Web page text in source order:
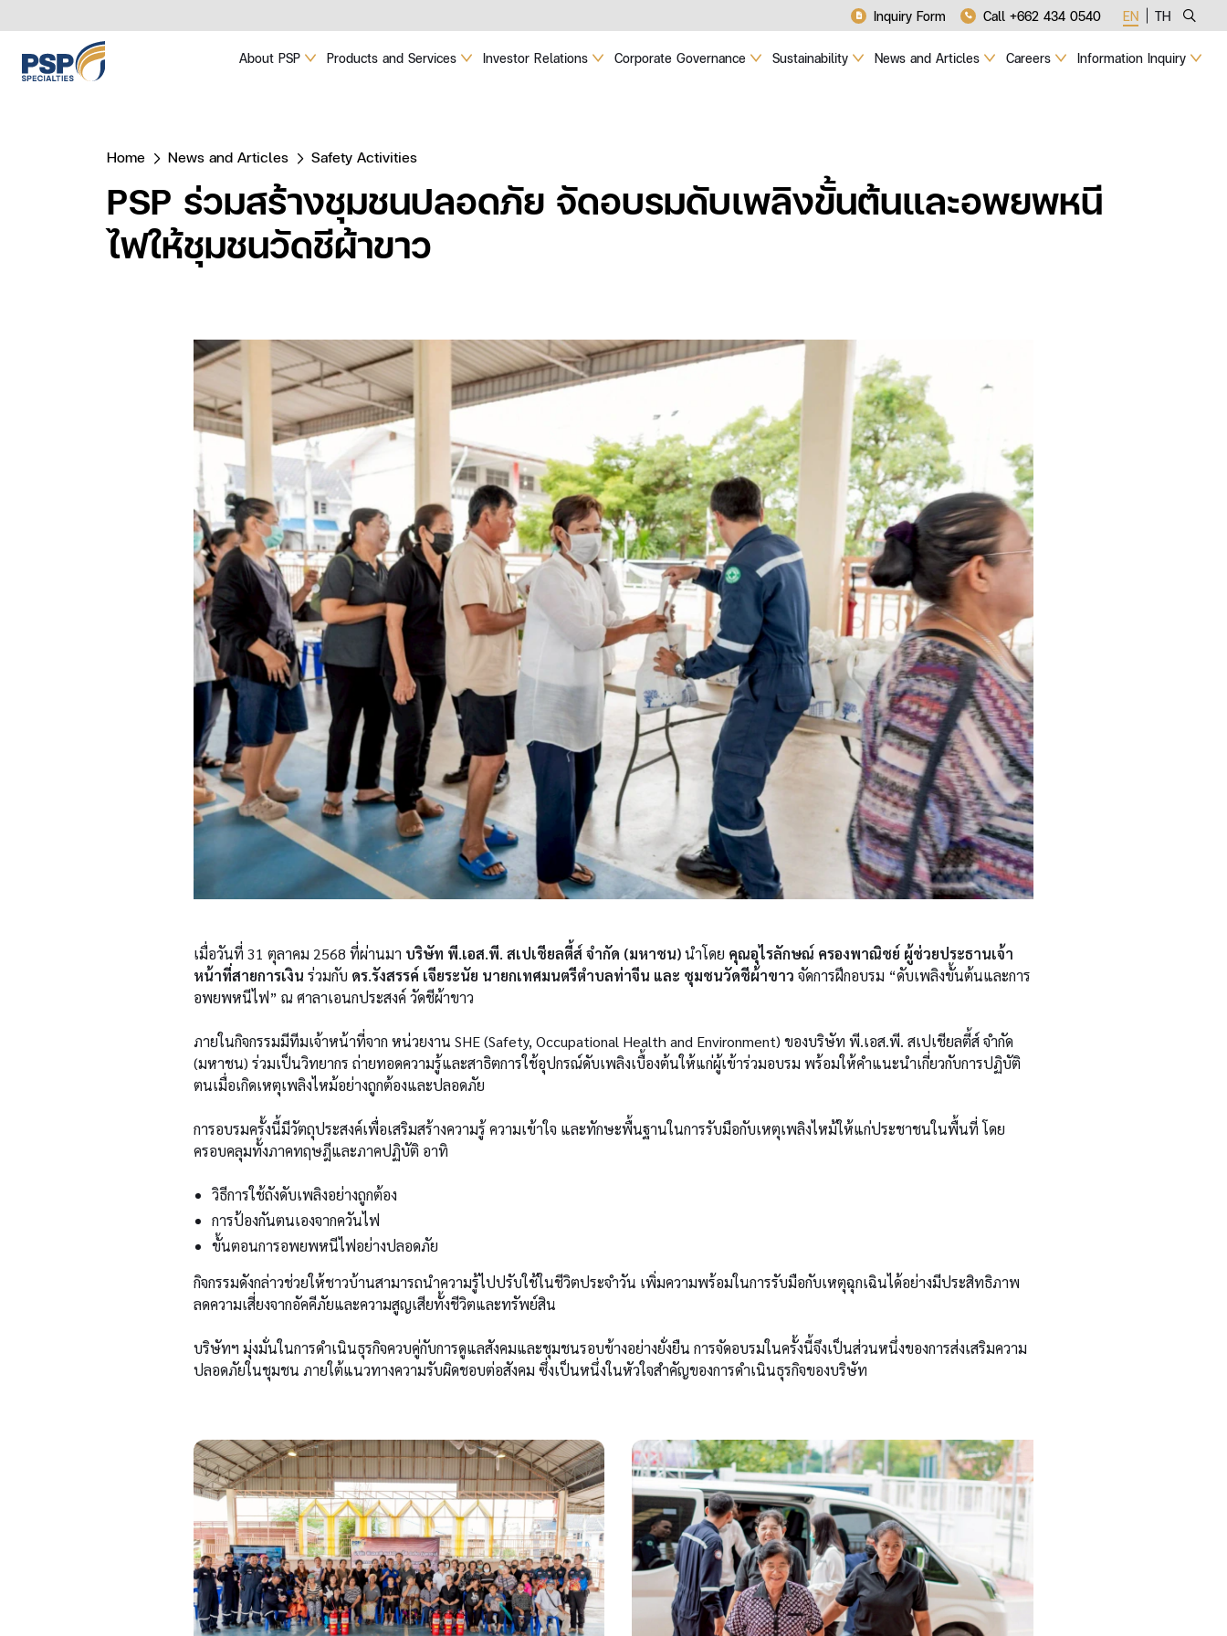
Inquiry Form Call +662 434 0540 EN TH
About PSP Products and Services Investor Relations Corporate Governance Sustainability News and Articles Careers Information Inquiry
Home News and Articles Safety Activities
PSP ร่วมสร้างชุมชนปลอดภัย จัดอบรมดับเพลิงขั้นต้นและอพยพหนี
ไฟให้ชุมชนวัดชีผ้าขาว
เมื่อวันที่ 31 ตุลาคม 2568 ที่ผ่านมา บริษัท พี.เอส.พี. สเปเชียลตี้ส์ จำกัด (มหาชน)นำโดย คุณอุไรลักษณ์ ครองพาณิชย์ ผู้ช่วยประธานเจ้า
หน้าที่สายการเงิน ร่วมกับ ดร.รังสรรค์ เจียระนัย นายกเทศมนตรีตำบลท่าจีน และ ชุมชนวัดชีผ้าขาว จัดการฝึกอบรม “ดับเพลิงขั้นต้นและการ
อพยพหนีไฟ” ณ ศาลาเอนกประสงค์ วัดชีผ้าขาว
ภายในกิจกรรมมีทีมเจ้าหน้าที่จาก หน่วยงาน SHE (Safety, Occupational Health and Environment) ของบริษัท พี.เอส.พี. สเปเชียลตี้ส์ จำกัด
(มหาชน) ร่วมเป็นวิทยากร ถ่ายทอดความรู้และสาธิตการใช้อุปกรณ์ดับเพลิงเบื้องต้นให้แก่ผู้เข้าร่วมอบรม พร้อมให้คำแนะนำเกี่ยวกับการปฏิบัติ
ตนเมื่อเกิดเหตุเพลิงไหม้อย่างถูกต้องและปลอดภัย
การอบรมครั้งนี้มีวัตถุประสงค์เพื่อเสริมสร้างความรู้ ความเข้าใจ และทักษะพื้นฐานในการรับมือกับเหตุเพลิงไหม้ให้แก่ประชาชนในพื้นที่ โดย
ครอบคลุมทั้งภาคทฤษฎีและภาคปฏิบัติ อาทิ
วิธีการใช้ถังดับเพลิงอย่างถูกต้อง
การป้องกันตนเองจากควันไฟ
ขั้นตอนการอพยพหนีไฟอย่างปลอดภัย
กิจกรรมดังกล่าวช่วยให้ชาวบ้านสามารถนำความรู้ไปปรับใช้ในชีวิตประจำวัน เพิ่มความพร้อมในการรับมือกับเหตุฉุกเฉินได้อย่างมีประสิทธิภาพ
ลดความเสี่ยงจากอัคคีภัยและความสูญเสียทั้งชีวิตและทรัพย์สิน
บริษัทฯ มุ่งมั่นในการดำเนินธุรกิจควบคู่กับการดูแลสังคมและชุมชนรอบข้างอย่างยั่งยืน การจัดอบรมในครั้งนี้จึงเป็นส่วนหนึ่งของการส่งเสริมความ
ปลอดภัยในชุมชน ภายใต้แนวทางความรับผิดชอบต่อสังคม ซึ่งเป็นหนึ่งในหัวใจสำคัญของการดำเนินธุรกิจของบริษัท